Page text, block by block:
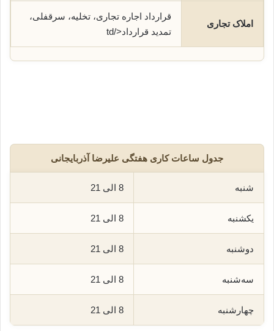
املاک تجاری
قرارداد اجاره تجاری، تخلیه، سرقفلی،
تمدید قرارداد</td
جدول ساعات کاری هفتگی علیرضا آذربایجانی
شنبه 8 الی 21
یکشنبه 8 الی 21
دوشنبه 8 الی 21
سه‌شنبه 8 الی 21
چهارشنبه 8 الی 21